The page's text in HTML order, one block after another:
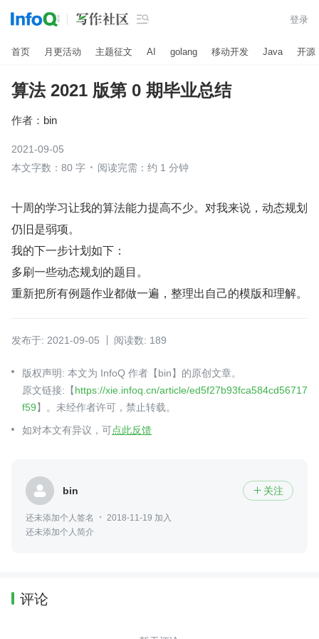
 登录
首页 月更活动 主题征文 AI golang 移动开发 Java 开源
算法 2021 版第 0 期毕业总结
作者： bin
2021-09-05
本文字数：80 字
阅读完需：约 1 分钟
十周的学习让我的算法能力提高不少。对我来说，动态规划
仍旧是弱项。
我的下一步计划如下：
多刷一些动态规划的题目。
重新把所有例题作业都做一遍，整理出自己的模版和理解。
发布于: 2021-09-05 阅读数: 189
版权声明: 本文为 InfoQ 作者【bin】的原创文章。
原文链接:【https://xie.infoq.cn/article/ed5f27b93fca584cd56717
f59】。未经作者许可，禁止转载。
如对本文有异议，可点此反馈
bin  关注
还未添加个人签名
2018-11-19 加入
还未添加个人简介
评论